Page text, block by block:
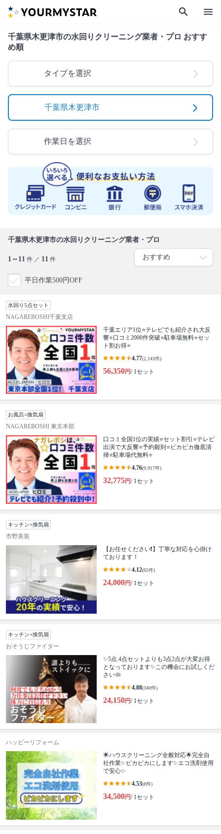
search menu
千葉県木更津市の水回りクリーニング業者・プロ おすす
め順
タイプを選択
千葉県木更津市
作業日を選択
千葉県木更津市の水回りクリーニング業者・プロ
1～11 件 ／ 11 件
平日作業500円OFF
水回り5点セット
NAGAREBOSHI千葉支店
千葉エリア1位⭐テレビでも紹介され大反
響⭐️口コミ2000件突破⭐️駐車場無料⭐セッ
ト割お得⭐
4.77(2,143件)
56,350円/ 1セット
お風呂×換気扇
NAGAREBOSHI 東京本部
口コミ全国1位の実績⭐セット割引⭐テレビ
出演で大反響⭐予約殺到⭐ピカピカ徹底清
掃⭐駐車場代無料⭐
4.76(9,917件)
32,775円/ 1セット
キッチン×換気扇
市野美装
【お任せください❗️】丁寧な対応を心掛け
ております！
4.12(65件)
24,000円/ 1セット
キッチン×換気扇
おそうじファイター
✨5点.4点セットよりも3点2点が大変お得
となっております✨この機会にお試しくだ
さい🧼
4.88(340件)
24,150円/ 1セット
ハッピーリフォーム
🌟ハウスクリーニング全般対応🌟完全自
社作業✨️ピカピカにします✨️エコ洗剤使用
で安心✨
4.53(8件)
34,500円/ 1セット